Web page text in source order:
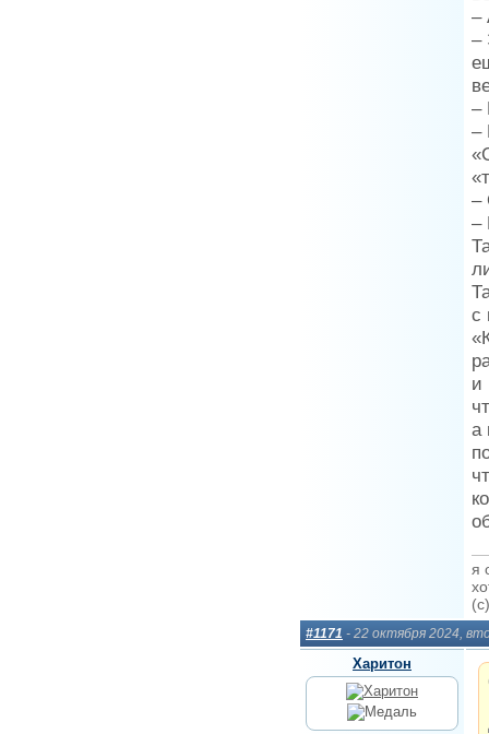
–
–
–
–
–
–
с
и
а
я
(c)
#1171 - 22 октября 2024,
Харитон